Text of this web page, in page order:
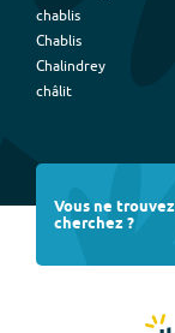
chablis
Chablis
Chalindrey
châlit
Vous ne
cherchez ?